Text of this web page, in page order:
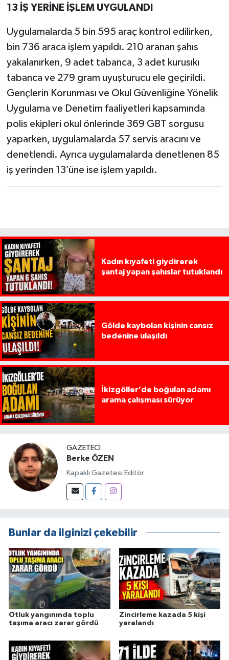
13 İŞ YERİNE İŞLEM UYGULANDI
Uygulamalarda 5 bin 595 araç kontrol edilirken,
bin 736 araca işlem yapıldı. 210 aranan şahıs
yakalanırken, 9 adet tabanca, 3 adet kurusıkı
tabanca ve 279 gram uyuşturucu ele geçirildi.
Gençlerin Korunması ve Okul Güvenliğine Yönelik
Uygulama ve Denetim faaliyetleri kapsamında
polis ekipleri okul önlerinde 369 GBT sorgusu
yaparken, uygulamalarda 57 servis aracını ve
denetlendi. Ayrıca uygulamalarda denetlenen 85
iş yerinden 13’üne ise işlem yapıldı.
Kadın kıyafeti giydirerek
şantaj yapan şahıslar tutuklandı
Gölde kaybolan kişinin cansız
bedenine ulaşıldı
İkizgöller’de boğulan adamı
arama çalışması sürüyor
GAZETECI
Berke ÖZEN
Kapaklı Gazetesi Editör
Bunlar da ilginizi çekebilir
Otluk yangınında toplu
taşıma aracı zarar gördü
Zincirleme kazada 5 kişi
yaralandı